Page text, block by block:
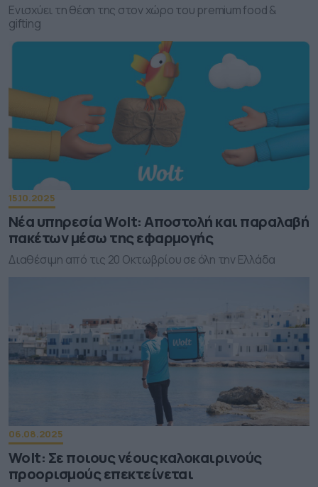
Ενισχύει τη θέση της στον χώρο του premium food &
gifting
15.10.2025
Νέα υπηρεσία Wolt: Αποστολή και παραλαβή
πακέτων μέσω της εφαρμογής
Διαθέσιμη από τις 20 Οκτωβρίου σε όλη την Ελλάδα
06.08.2025
Wolt: Σε ποιους νέους καλοκαιρινούς
προορισμούς επεκτείνεται